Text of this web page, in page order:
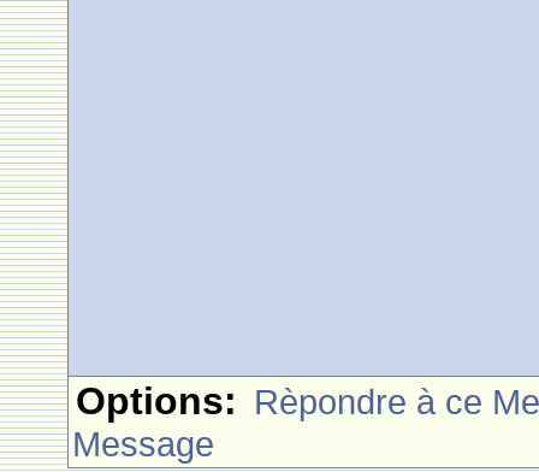
Options: Rèpondre à ce
Message